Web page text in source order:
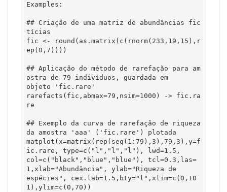
Examples:
## Criação de uma matriz de abundâncias fic
tícias
fic <- round(as.matrix(c(rnorm(233,19,15),r
ep(0,7))))
## Aplicação do método de rarefação para am
ostra de 79 indivíduos, guardada em
objeto 'fic.rare'
rarefacts(fic,abmax=79,nsim=1000) -> fic.ra
re
## Exemplo da curva de rarefação de riqueza
da amostra 'aaa' ('fic.rare') plotada
matplot(x=matrix(rep(seq(1:79),3),79,3),y=f
ic.rare, type=c("l","l","l"), lwd=1.5,
col=c("black","blue","blue"), tcl=0.3,las=
1,xlab="Abundância", ylab="Riqueza de
espécies", cex.lab=1.5,bty="l",xlim=c(0,10